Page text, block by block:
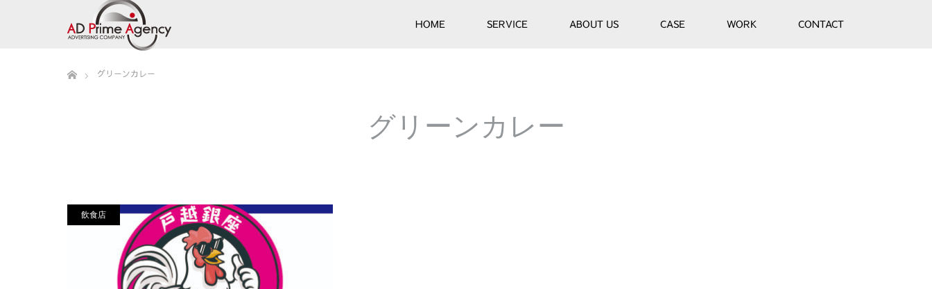
HOME SERVICE ABOUT US CASE WORK CONTACT
グリーンカレー
グリーンカレー
飲食店